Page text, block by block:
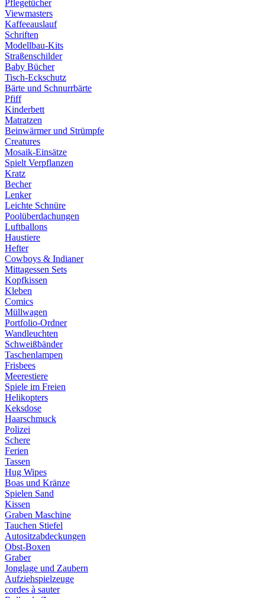
Pflegetücher
Viewmasters
Kaffeeauslauf
Schriften
Modellbau-Kits
Straßenschilder
Baby Bücher
Tisch-Eckschutz
Bärte und Schnurrbärte
Pfiff
Kinderbett
Matratzen
Beinwärmer und Strümpfe
Creatures
Mosaik-Einsätze
Spielt Verpflanzen
Kratz
Becher
Lenker
Leichte Schnüre
Poolüberdachungen
Luftballons
Haustiere
Hefter
Cowboys & Indianer
Mittagessen Sets
Kopfkissen
Kleben
Comics
Müllwagen
Portfolio-Ordner
Wandleuchten
Schweißbänder
Taschenlampen
Frisbees
Meerestiere
Spiele im Freien
Helikopters
Keksdose
Haarschmuck
Polizei
Schere
Ferien
Tassen
Hug Wipes
Boas und Kränze
Spielen Sand
Kissen
Graben Maschine
Tauchen Stiefel
Autositzabdeckungen
Obst-Boxen
Graber
Jonglage und Zaubern
Aufziehspielzeuge
cordes à sauter